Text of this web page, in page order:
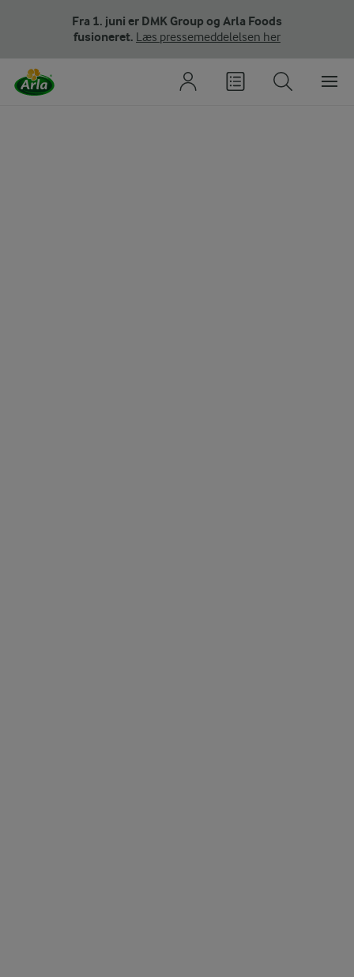
Fra 1. juni er DMK Group og Arla Foods
fusioneret. Læs pressemeddelelsen her